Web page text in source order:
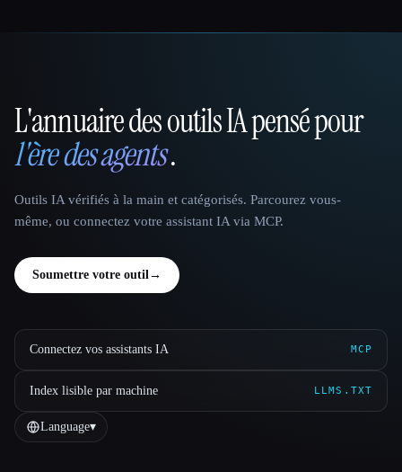
That AI Collection
L'annuaire des outils IA pensé pour
l'ère des agents.
Outils IA vérifiés à la main et catégorisés. Parcourez vous-
même, ou connectez votre assistant IA via MCP.
Soumettre votre outil →
Connectez vos assistants IA MCP
Index lisible par machine LLMS.TXT
Language▾